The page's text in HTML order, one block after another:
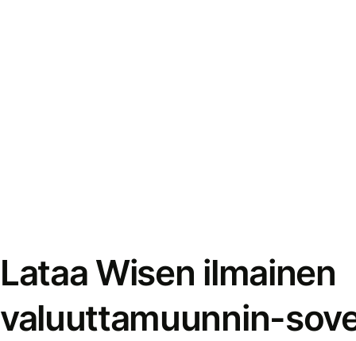
Lataa Wisen ilmainen
valuuttamuunnin-